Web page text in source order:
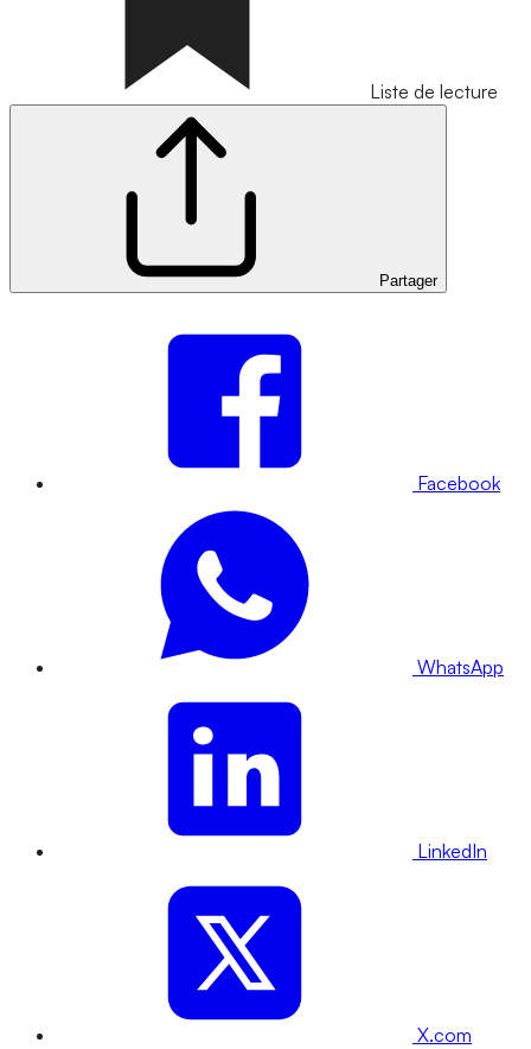
Liste de lecture
Partager
Facebook
WhatsApp
LinkedIn
X.com